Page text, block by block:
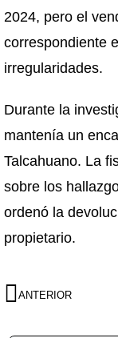
2024, pero el
correspondiente
irregularidades.
Durante la
mantenía un
Talcahuano. La
sobre los
ordenó la
propietario.
ANTERIOR